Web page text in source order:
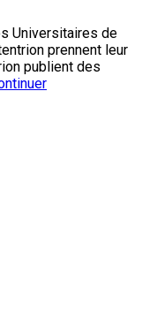
Universitaires de
prennent leur
publient des